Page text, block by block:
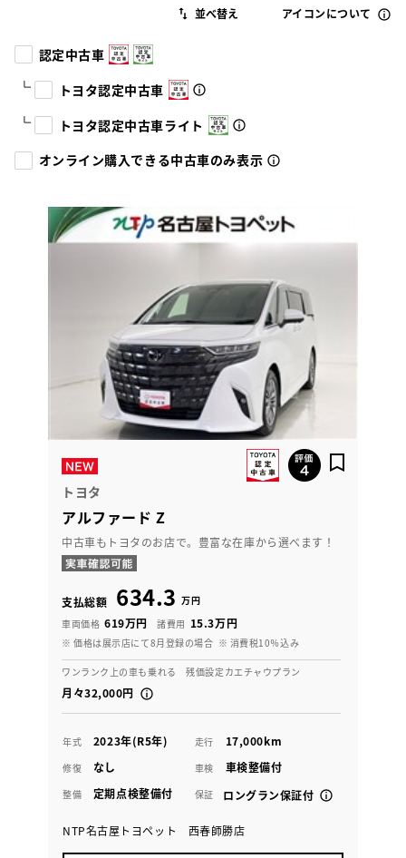
アイコンについて
認定中古車
トヨタ認定中古車
トヨタ認定中古車ライト
オンライン購入できる中古車のみ表示
トヨタ
アルファード Z
中古車もトヨタのお店で。豊富な在庫から選べます！
支払総額 634.3 万円
車両価格 619万円 諸費用 15.3万円
※ 価格は展示店にて8月登録の場合 ※ 消費税10％込み
ワンランク上の車も乗れる 残価設定カエチャウプラン
月々32,000円
年式 2023年(R5年) 走行 17,000km
修復 なし 車検 車検整備付
整備 定期点検整備付 保証 ロングラン保証付
NTP名古屋トヨペット 西春師勝店